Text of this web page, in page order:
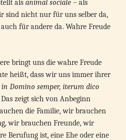
als animal sociale – als
sind nicht nur für uns selber da,
für andere da. Wahre Freude
bringt uns die wahre Freude
heißt, dass wir uns immer ihrer
in Domino semper, iterum dico
zeigt sich von Anbeginn
die Familie, wir brauchen
wir brauchen Freunde, wir
Berufung ist, eine Ehe oder eine